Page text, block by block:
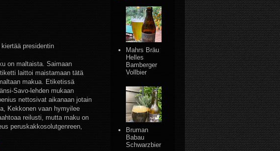
presidentin
on maltaista. Saimaan
laittoi maistamaan tätä
makua. Etiketissä
Savo-lehden mukaan
nettosivat aikanaan jotain
Kekkonen vaan hymyilee
reilusti, mutta maku on
peruskakkosolutgenreen,
Mahrs Bräu
Helles
Bamberger
Vollbier
Bruman
Babau
Schwarzbier